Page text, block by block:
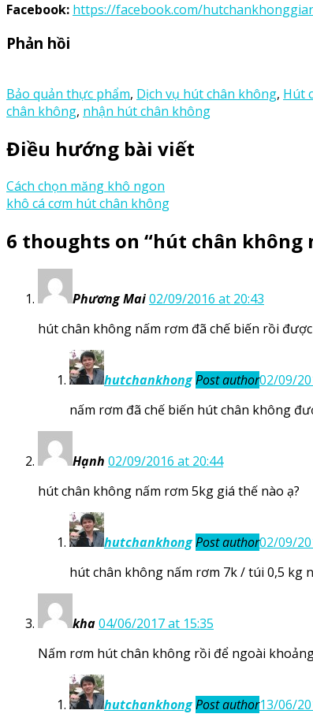
Facebook: https://facebook.com/
Phản hồi
Bảo quản thực phẩm, Dịch vụ hút chân không, Hút
chân không, nhận hút chân không
Điều hướng bài viết
Cách chọn măng khô ngon
khô cá cơm hút chân không
6 thoughts on “hút chân không
Phương Mai02/09/2016 at 20:43
hút chân không nấm rơm đã chế biến rồi
hutchankhongPost author02/09/
nấm rơm đã chế biến hút chân không
Hạnh 02/09/2016 at 20:44
hút chân không nấm rơm 5kg giá thế nào ạ?
hutchankhongPost author02/09/
hút chân không nấm rơm 7k / túi 0,5 kg
kha04/06/2017 at 15:35
Nấm rơm hút chân không rồi để ngoài
hutchankhongPost author13/06/